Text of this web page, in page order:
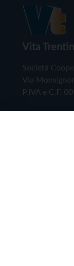
Vita
Società
Via
P.IVA e C.F.
Copyright